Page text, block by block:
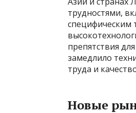
трудностями,
специфическим
препятствия
замедлило
труда и
Новые